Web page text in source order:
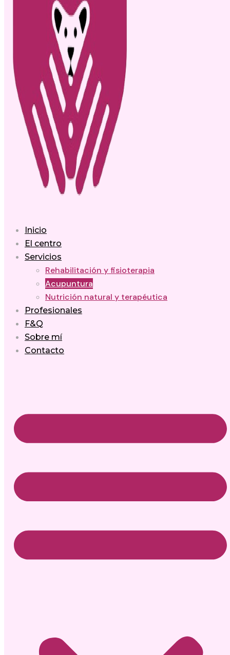
Inicio
El centro
Servicios
Rehabilitación y fisioterapia
Acupuntura
Nutrición natural y terapéutica
Profesionales
F&Q
Sobre mí
Contacto